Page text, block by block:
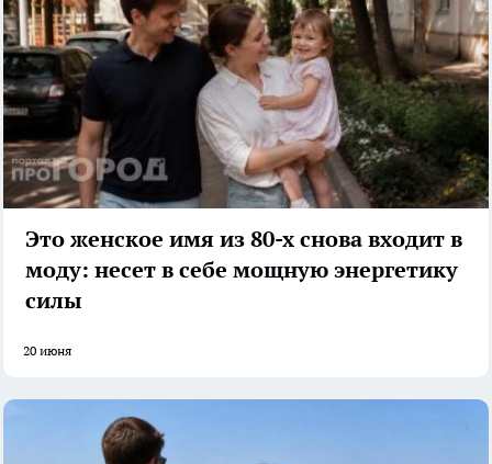
Это женское имя из 80-х снова входит в
моду: несет в себе мощную энергетику
силы
20 июня